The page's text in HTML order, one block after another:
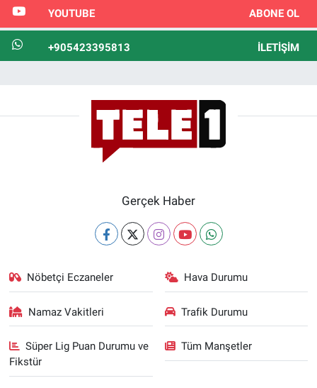
YOUTUBE ABONE OL
+905423395813 İLETIŞIM
Gerçek Haber
Nöbetçi Eczaneler Hava Durumu
Namaz Vakitleri Trafik Durumu
Süper Lig Puan Durumu ve
Fikstür
Tüm Manşetler